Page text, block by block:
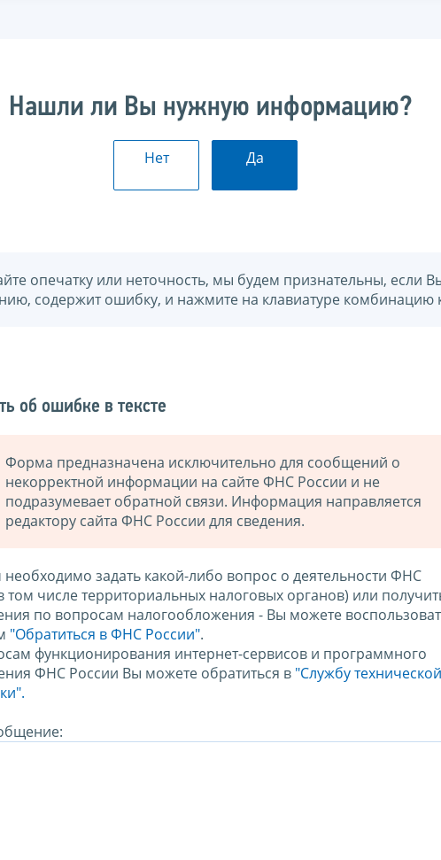
Нашли ли Вы нужную информацию?
Нет Да
опечатку или неточность, мы будем признательны, если
содержит ошибку, и нажмите на клавиатуре
об ошибке в тексте
Форма предназначена исключительно для сообщений о
некорректной информации на сайте ФНС России и не
подразумевает обратной связи. Информация направляется
редактору сайта ФНС России для сведения.
необходимо задать какой-либо вопрос о деятельности ФНС
том числе территориальных налоговых органов) или
по вопросам налогообложения - Вы можете
"Обратиться в ФНС России".
функционирования интернет-сервисов и программного
ФНС России Вы можете обратиться в "Службу технической